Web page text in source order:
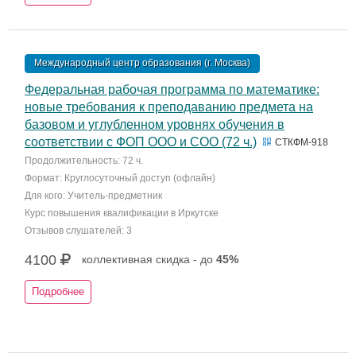
Международный центр образования (г. Москва)
Федеральная рабочая программа по математике:
новые требования к преподаванию предмета на
базовом и углубленном уровнях обучения в
соответствии с ФОП ООО и СОО (72 ч.)
СТКФМ-918
Продолжительность: 72 ч.
Формат: Круглосуточный доступ (офлайн)
Для кого: Учитель-предметник
Курс повышения квалификации в Иркутске
Отзывов слушателей: 3
4100 коллективная скидка - до 45%
Подробнее